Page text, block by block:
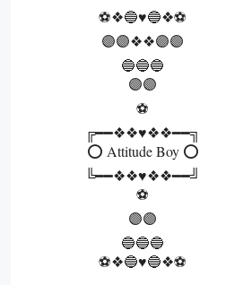
⚽❖🔵♥️🔵❖⚽
🟣🟣❖❖🟣🟣
🔵🔵🔵
🟣🟣
⚽
╔━━❖❖♥❖❖━━╗
⭕ Attitude Boy ⭕
╚━━❖❖♥❖❖━━╝
⚽
🟣🟣
🔵🔵🔵
⚽❖🔵♥️🔵❖⚽